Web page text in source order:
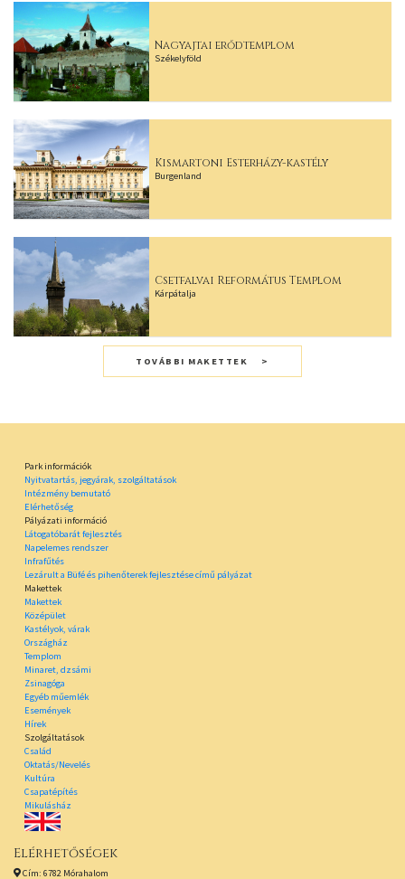
Nagyajtai erődtemplom
Székelyföld
Kismartoni Esterházy-kastély
Burgenland
Csetfalvai Református Templom
Kárpátalja
TOVÁBBI MAKETTEK
Park információk
Nyitvatartás, jegyárak, szolgáltatások
Intézmény bemutató
Elérhetőség
Pályázati információ
Látogatóbarát fejlesztés
Napelemes rendszer
Infrafűtés
Lezárult a Büfé és pihenőterek fejlesztése című pályázat
Makettek
Makettek
Középület
Kastélyok, várak
Országház
Templom
Minaret, dzsámi
Zsinagóga
Egyéb műemlék
Események
Hírek
Szolgáltatások
Család
Oktatás/Nevelés
Kultúra
Csapatépítés
Mikulásház
Elérhetőségek
Cím: 6782 Mórahalom